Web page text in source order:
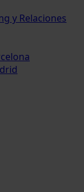
y Relaciones